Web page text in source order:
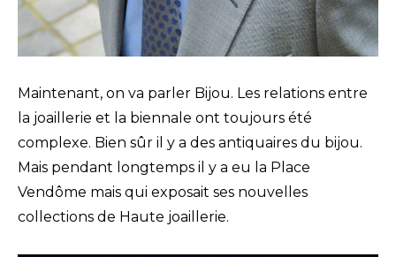
Maintenant, on va parler Bijou. Les relations entre
la joaillerie et la biennale ont toujours été
complexe. Bien sûr il y a des antiquaires du bijou.
Mais pendant longtemps il y a eu la Place
Vendôme mais qui exposait ses nouvelles
collections de Haute joaillerie.